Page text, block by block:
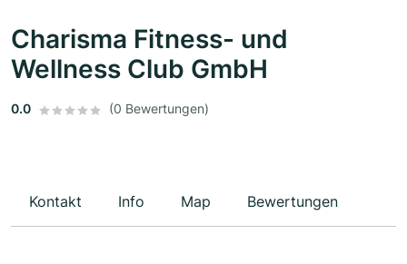
Charisma Fitness- und
Wellness Club GmbH
0.0 (0 Bewertungen)
Kontakt Info Map Bewertungen